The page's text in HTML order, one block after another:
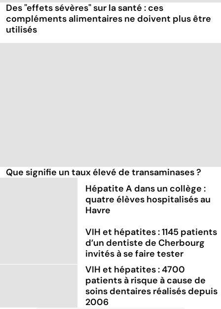
Des "effets sévères" sur la santé : ces
compléments alimentaires ne doivent plus être
utilisés
Que signifie un taux élevé de transaminases ?
Hépatite A dans un collège :
quatre élèves hospitalisés au
Havre
VIH et hépatites : 1145 patients
d’un dentiste de Cherbourg
invités à se faire tester
VIH et hépatites : 4700
patients à risque à cause de
soins dentaires réalisés depuis
2006